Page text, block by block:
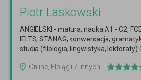
Piotr Laskowski
ANGIELSKI - matura, nauka A1 - C2,
IELTS, STANAG, konwersacje,
studia (filologia, lingwistyka, lektoraty)
Online, Elbląg i 7 innych